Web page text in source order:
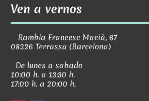
Ven a vernos
Rambla Francesc Macià, 67
08226 Terrassa (Barcelona)
De lunes a sabado
10:00 h. a 13:30 h.
17:00 h. a 20:00 h.